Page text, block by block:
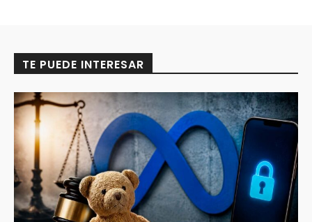
TE PUEDE INTERESAR